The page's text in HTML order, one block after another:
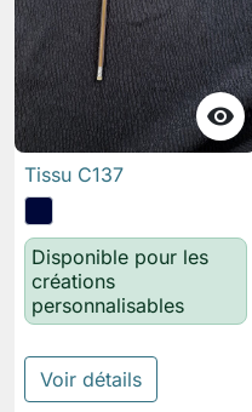

Tissu C137
Disponible pour les
créations
personnalisables
Voir détails